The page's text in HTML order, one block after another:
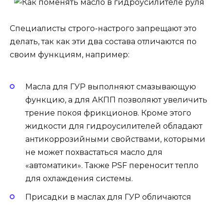
Специалисты строго-настрого запрещают это
делать, так как эти два состава отличаются по
своим функциям, например:
Масла для ГУР выполняют смазывающую
функцию, а для АКПП позволяют увеличить
трение покоя фрикционов. Кроме этого
жидкости для гидроусилителей обладают
антикоррозийными свойствами, которыми
не может похвастаться масло для
«автоматики». Также PSF переносит тепло
для охлаждения системы.
Присадки в маслах для ГУР обличаются